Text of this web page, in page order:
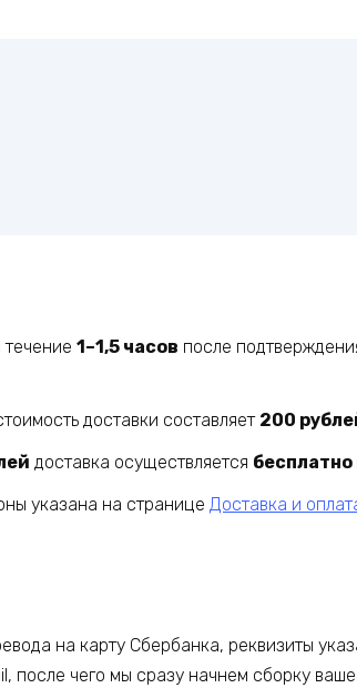
течение 1–1,5 часов после
доставки составляет 200
доставка осуществляется бесплатно
указана на странице Доставка и
на карту Сбербанка, реквизиты
после чего мы сразу начнем сборку